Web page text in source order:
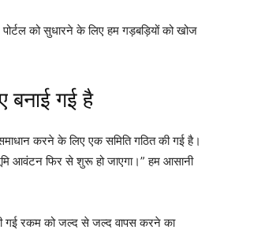
को सुधारने के लिए हम गड़बड़ियों को खोज
बनाई गई है
करने के लिए एक समिति गठित की गई है।
आवंटन फिर से शुरू हो जाएगा।” हम आसानी
की गई रकम को जल्द से जल्द वापस करने का